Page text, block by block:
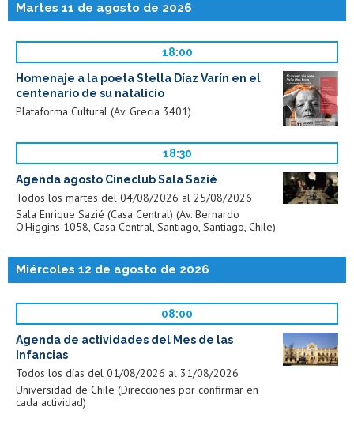
Martes 11 de agosto de 2026
18:00
Homenaje a la poeta Stella Díaz Varín en el
centenario de su natalicio
Plataforma Cultural (Av. Grecia 3401)
18:30
Agenda agosto Cineclub Sala Sazié
Todos los martes del 04/08/2026 al 25/08/2026
Sala Enrique Sazié (Casa Central) (Av. Bernardo
O'Higgins 1058, Casa Central, Santiago, Santiago, Chile)
Miércoles 12 de agosto de 2026
08:00
Agenda de actividades del Mes de las
Infancias
Todos los días del 01/08/2026 al 31/08/2026
Universidad de Chile (Direcciones por confirmar en
cada actividad)